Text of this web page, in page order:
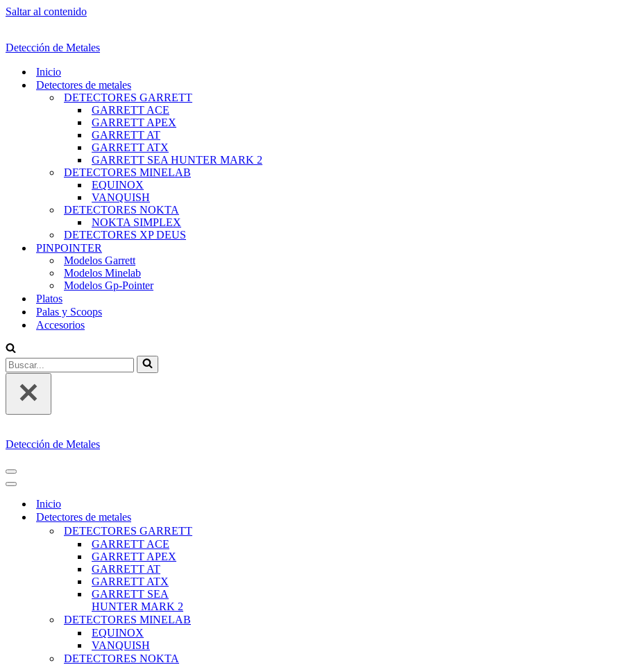
Saltar al contenido
Detección de Metales
Inicio
Detectores de metales
DETECTORES GARRETT
GARRETT ACE
GARRETT APEX
GARRETT AT
GARRETT ATX
GARRETT SEA HUNTER MARK 2
DETECTORES MINELAB
EQUINOX
VANQUISH
DETECTORES NOKTA
NOKTA SIMPLEX
DETECTORES XP DEUS
PINPOINTER
Modelos Garrett
Modelos Minelab
Modelos Gp-Pointer
Platos
Palas y Scoops
Accesorios
Buscar...
Detección de Metales
MENÚ
DE
NAVEGACIÓN
MENÚ
DE
NAVEGACIÓN
Inicio
Detectores de metales
DETECTORES GARRETT
GARRETT ACE
GARRETT APEX
GARRETT AT
GARRETT ATX
GARRETT SEA
HUNTER MARK 2
DETECTORES MINELAB
EQUINOX
VANQUISH
DETECTORES NOKTA